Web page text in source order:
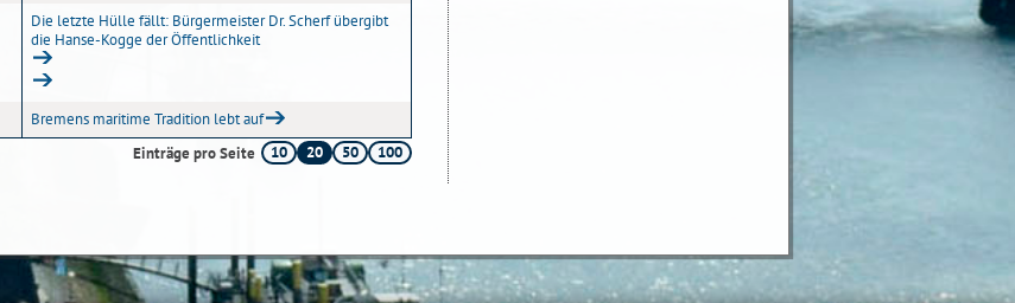
Die letzte Hülle fällt: Bürgermeister Dr. Scherf übergibt
die Hanse-Kogge der Öffentlichkeit
Bremens maritime Tradition lebt auf
Einträge pro Seite 10 20 50 100